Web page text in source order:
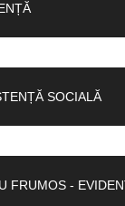
SOCIALĂ
FRUMOS -